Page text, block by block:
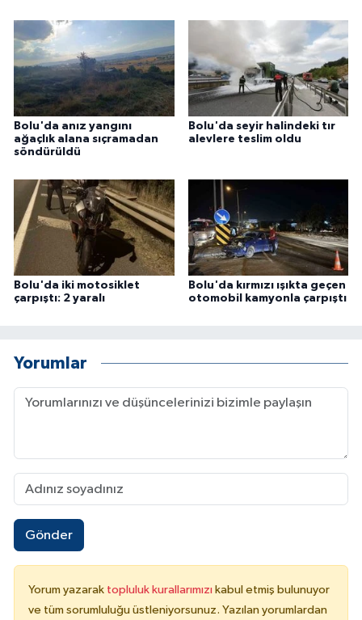
Bolu'da anız yangını
ağaçlık alana sıçramadan
söndürüldü
Bolu'da seyir halindeki tır
alevlere teslim oldu
Bolu'da iki motosiklet
çarpıştı: 2 yaralı
Bolu'da kırmızı ışıkta geçen
otomobil kamyonla çarpıştı
Yorumlar
Gönder
Yorum yazarak topluluk kurallarımızı kabul etmiş bulunuyor
ve tüm sorumluluğu üstleniyorsunuz. Yazılan yorumlardan
Yerel Haberler